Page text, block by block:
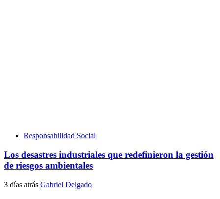
Responsabilidad Social
Los desastres industriales que redefinieron la gestión
de riesgos ambientales
3 días atrás Gabriel Delgado